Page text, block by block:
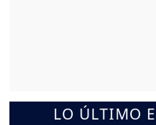
LO ÚLTIMO